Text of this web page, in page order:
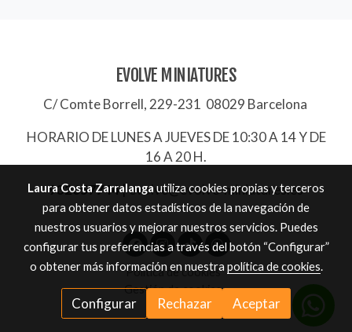
EVOLVE MINIATURES
C/ Comte Borrell, 229-231 08029 Barcelona
HORARIO DE LUNES A JUEVES DE 10:30 A 14 Y DE
16 A 20 H.
932657744|evolve@evolve-miniatures.es
Política de cookies
Gestión de cookies
Laura Costa Zarralanga utiliza cookies propias y terceros
para obtener datos estadísticos de la navegación de
nuestros usuarios y mejorar nuestros servicios. Puedes
configurar tus preferencias a través del botón “Configurar”
o obtener más información en nuestra política de cookies.
Configurar Rechazar Aceptar